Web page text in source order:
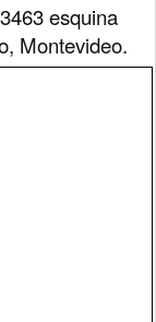
esquina
Montevideo.